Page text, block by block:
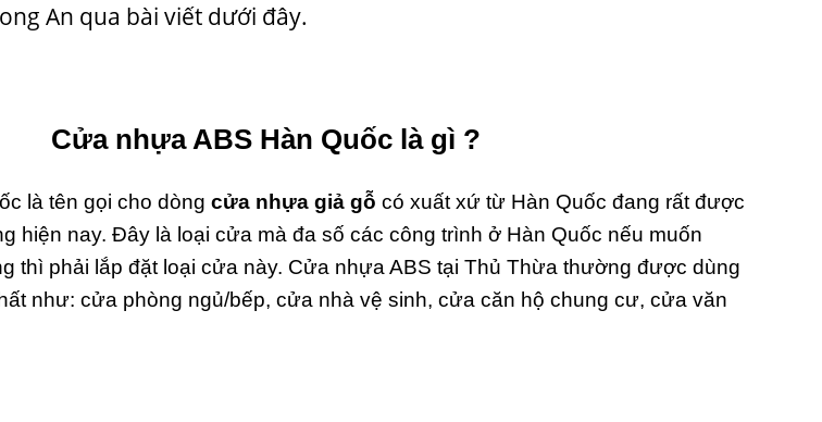
An qua bài viết dưới đây.
Cửa nhựa ABS Hàn Quốc là gì ?
là tên gọi cho dòng cửa nhựa giả gỗ có xuất xứ từ Hàn Quốc đang rất được
hiện nay. Đây là loại cửa mà đa số các công trình ở Hàn Quốc nếu muốn
thì phải lắp đặt loại cửa này. Cửa nhựa ABS tại Thủ Thừa thường được dùng
như: cửa phòng ngủ/bếp, cửa nhà vệ sinh, cửa căn hộ chung cư, cửa văn